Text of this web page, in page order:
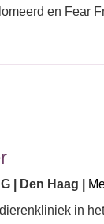
en Fear
| Den Haag |
in